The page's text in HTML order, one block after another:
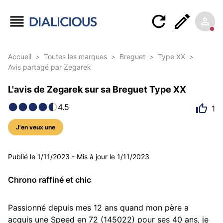
Accueil > Toutes les marques > Breguet > Type XX >
Avis partagé par Zegarek
L'avis de Zegarek sur sa Breguet Type XX
4.5
J'en veux une
1
5 photos
Publié le 1/11/2023 - Mis à jour le 1/11/2023
Chrono raffiné et chic
Passionné depuis mes 12 ans quand mon père a
acquis une Speed en 72 (145022) pour ses 40 ans, je